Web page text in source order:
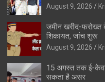
August 9, 2026
जमीन खरीद-फरोख्त
शिकायत, जांच शुरू
August 9, 2026
15 अगस्त तक ई-
सकता है असर